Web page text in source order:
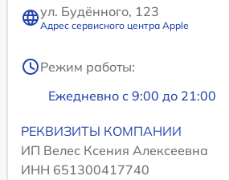
ул. Будённого, 123
Адрес сервисного центра Apple
Режим работы:
Ежедневно с 9:00 до 21:00
РЕКВИЗИТЫ КОМПАНИИ
ИП Велес Ксения Алексеевна
ИНН 651300417740